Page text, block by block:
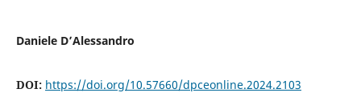
Daniele D’Alessandro
DOI: https://doi.org/10.57660/dpceonline.2024.2103